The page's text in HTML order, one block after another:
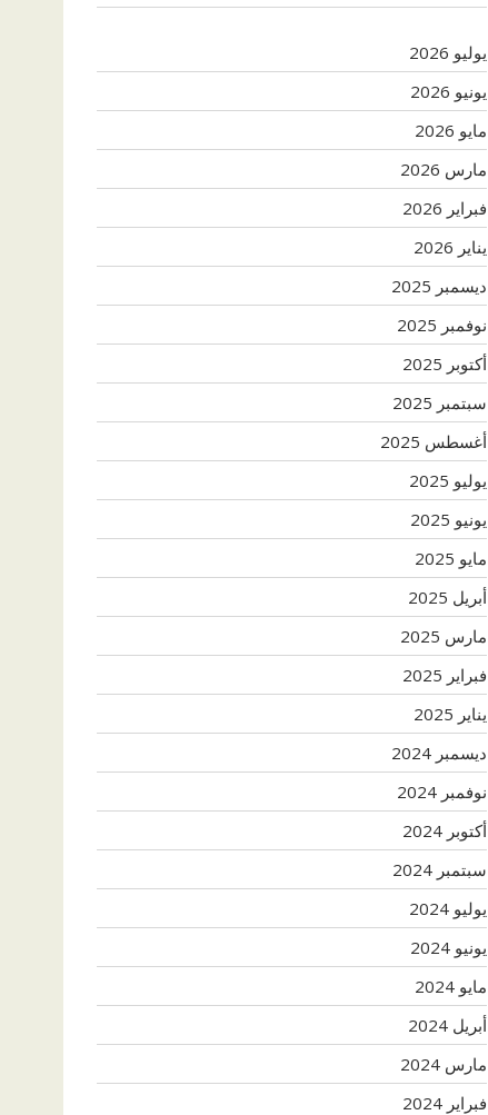
يوليو 2026
يونيو 2026
مايو 2026
مارس 2026
فبراير 2026
يناير 2026
ديسمبر 2025
نوفمبر 2025
أكتوبر 2025
سبتمبر 2025
أغسطس 2025
يوليو 2025
يونيو 2025
مايو 2025
أبريل 2025
مارس 2025
فبراير 2025
يناير 2025
ديسمبر 2024
نوفمبر 2024
أكتوبر 2024
سبتمبر 2024
يوليو 2024
يونيو 2024
مايو 2024
أبريل 2024
مارس 2024
فبراير 2024